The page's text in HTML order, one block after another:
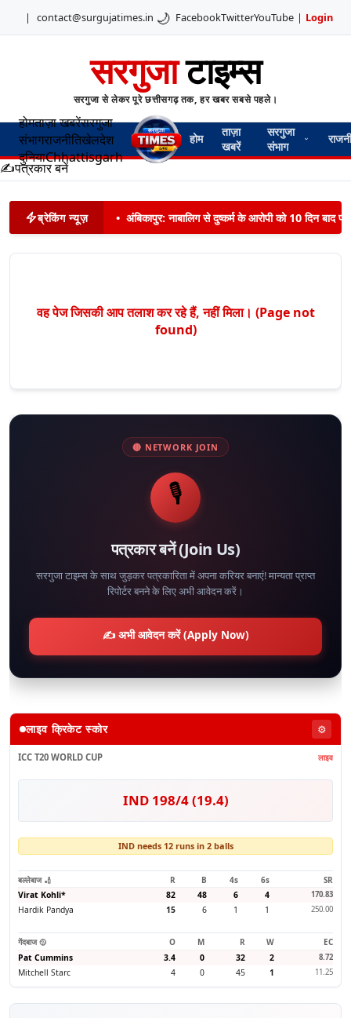
| contact@surgujatimes.in 🌙 FacebookTwitterYouTube | Login
सरगुजाटाइम्स
सरगुजा से लेकर पूरे छत्तीसगढ़ तक, हर खबर सबसे पहले।
होमताज़ा खबरेंसरगुजा
संभागराजनीतिखेलदेश
दुनियाChhattisgarh
होम
ताज़ा
खबरें
सरगुजा
संभाग
✍️पत्रकार बनें
ब्रेकिंग न्यूज़ • अंबिकापुर: नाबालिग से दुष्कर्म के आरोपी को 10 दिन बाद
वह पेज जिसकी आप तलाश कर रहे हैं, नहीं मिला। (Page not
found)
🔴 NETWORK JOIN
🎙️
पत्रकार बनें (Join Us)
सरगुजा टाइम्स के साथ जुड़कर पत्रकारिता में अपना करियर बनाएं! मान्यता प्राप्त
रिपोर्टर बनने के लिए अभी आवेदन करें।
✍️ अभी आवेदन करें (Apply Now)
लाइव क्रिकेट स्कोर ⚙️
ICC T20 WORLD CUP लाइव
IND 198/4 (19.4)
IND needs 12 runs in 2 balls
बल्लेबाज 🏏 R B 4s 6s
SR
Virat Kohli* 82 48 6 4 170.83
Hardik Pandya 15 6 1 1 250.00
गेंदबाज 🥎 O M R W
EC
Pat Cummins
3.4 0 32 2 8.72
Mitchell Starc 4 0 45 1 11.25